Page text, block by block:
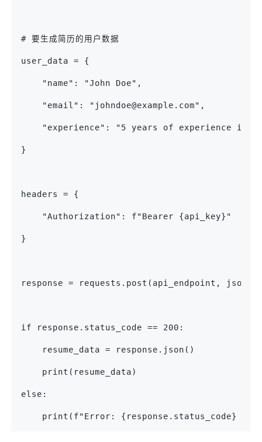
# 要生成简历的用户数据
user_data = {
    "name": "John Doe",
    "email": "johndoe@example.com",
"experience": "5 years of experience in
}
headers = {
    "Authorization": f"Bearer {api_key}"
}
response = requests.post(api_endpoint,
if response.status_code == 200:
    resume_data = response.json()
    print(resume_data)
else:
print(f"Error: {response.status_code} -